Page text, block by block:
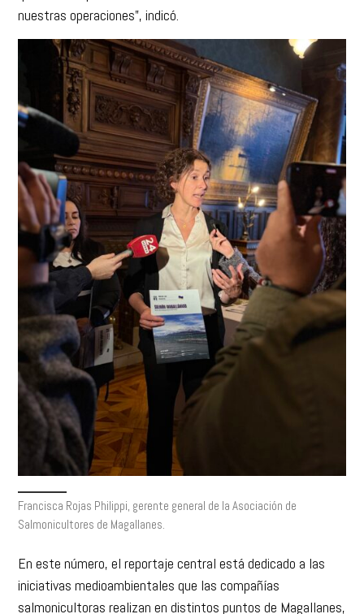
Francisca Rojas Philippi, gerente general de la Asociación de
Salmonicultores de Magallanes.
En este número, el reportaje central está dedicado a las
iniciativas medioambientales que las compañías
salmonicultoras realizan en distintos puntos de Magallanes,
destacando campañas de limpieza de playas y borde